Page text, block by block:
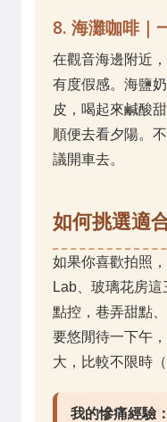
8. 海灘咖啡｜
在觀音海邊附近
有度假感。海鹽
皮，喝起來鹹酸
順便去看夕陽。
議開車去。
如何挑選適
如果你喜歡拍照
Lab、玻璃花房
點控，巷弄甜點
要悠閒待一下午
大，比較不限時
我的慘痛經驗：